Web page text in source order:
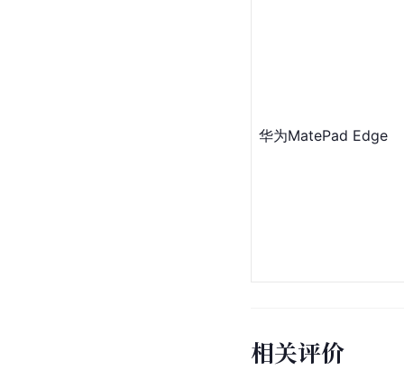
华为MatePad Edge
相关评价